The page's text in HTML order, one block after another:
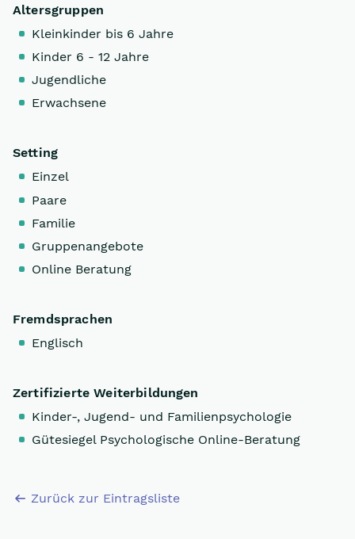
Altersgruppen
Kleinkinder bis 6 Jahre
Kinder 6 - 12 Jahre
Jugendliche
Erwachsene
Setting
Einzel
Paare
Familie
Gruppenangebote
Online Beratung
Fremdsprachen
Englisch
Zertifizierte Weiterbildungen
Kinder-, Jugend- und Familienpsychologie
Gütesiegel Psychologische Online-Beratung
Zurück zur Eintragsliste